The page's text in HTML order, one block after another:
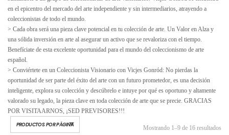
en el epicentro del mercado del arte independiente y sin intermediarios, atrayendo a
coleccionistas de todo el mundo.
> Cada obra será una pieza clave potencial en tu colección de arte. Un Valor en Alza y
una sólida inversión en arte al asegurar un activo que se revaloriza con el tiempo.
Benefíciate de esta excelente oportunidad para el mundo del coleccionismo de arte
español.
> Conviértete en un Coleccionista Visionario con Vicjes Gonród: No pierdas la
oportunidad de ser parte del éxito del arte con un futuro prometedor, es una decisión
inteligente, explora su colección y descúbrelo e intuye por qué es oportuno y altamente
valorado su legado, la pieza clave en toda colección de arte que se precie. GRACIAS
POR VISITAARNOS, ¡SED PREVISORES!!!
Mostrando 1–9 de 16 resultados